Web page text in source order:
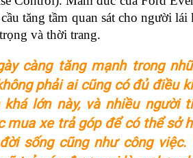
tăng tầm quan sát cho người lái
và thời trang.
càng tăng mạnh trong
phải ai cũng có đủ điều
lớn này, và nhiều người
mua xe trả góp để có thể sở
sống cũng như công việc.